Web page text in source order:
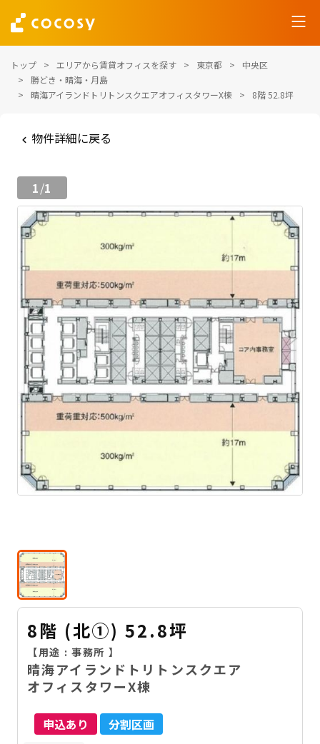
トップ エリアから賃貸オフィスを探す 東京都
中央区
勝どき・晴海・月島
晴海アイランドトリトンスクエアオフィスタワーX棟
8階 52.8坪
物件詳細に戻る
1/1
8階 (北①) 52.8坪
【用途 :事務所 】
晴海アイランドトリトンスクエア
オフィスタワーX棟
申込あり 分割区画